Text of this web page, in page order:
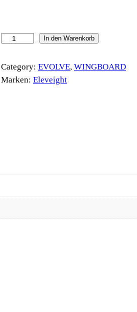
o
l
e
In den Warenkorb
Category: EVOLVE, WINGBOARD
Marken: Eleveight